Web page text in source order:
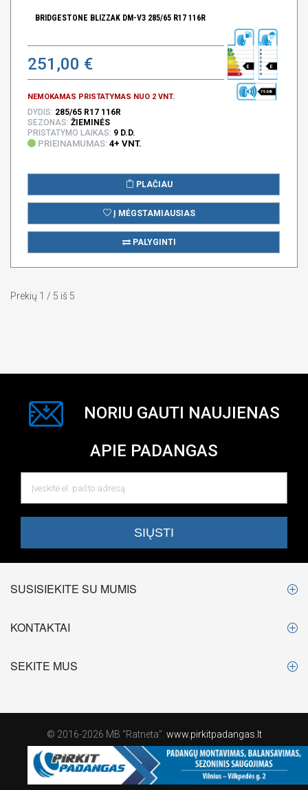
BRIDGESTONE BLIZZAK DM-V3 285/65 R17 116R
251,00 €
NEMOKAMAS PRISTATYMAS NUO 2 VNT.
E E
75 DB
DYDIS: 285/65 R17 116R
SEZONAS: ŽIEMINĖS
PRISTATYMO LAIKAS: 9 D.D.
PRIEINAMUMAS: 4+ VNT.
PLAČIAU
Į MĖGSTAMIAUSIAS
PALYGINTI
Prekių 1 / 5 iš 5
NORIU GAUTI NAUJIENAS
APIE PADANGAS
SUSISIEKITE SU MUMIS
KONTAKTAI
SEKITE MUS
© 2016-2026 MB "Ratneta". www.pirkitpadangas.lt